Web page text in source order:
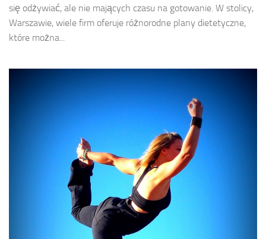
się odżywiać, ale nie mających czasu na gotowanie. W stolicy,
Warszawie, wiele firm oferuje różnorodne plany dietetyczne,
które można...